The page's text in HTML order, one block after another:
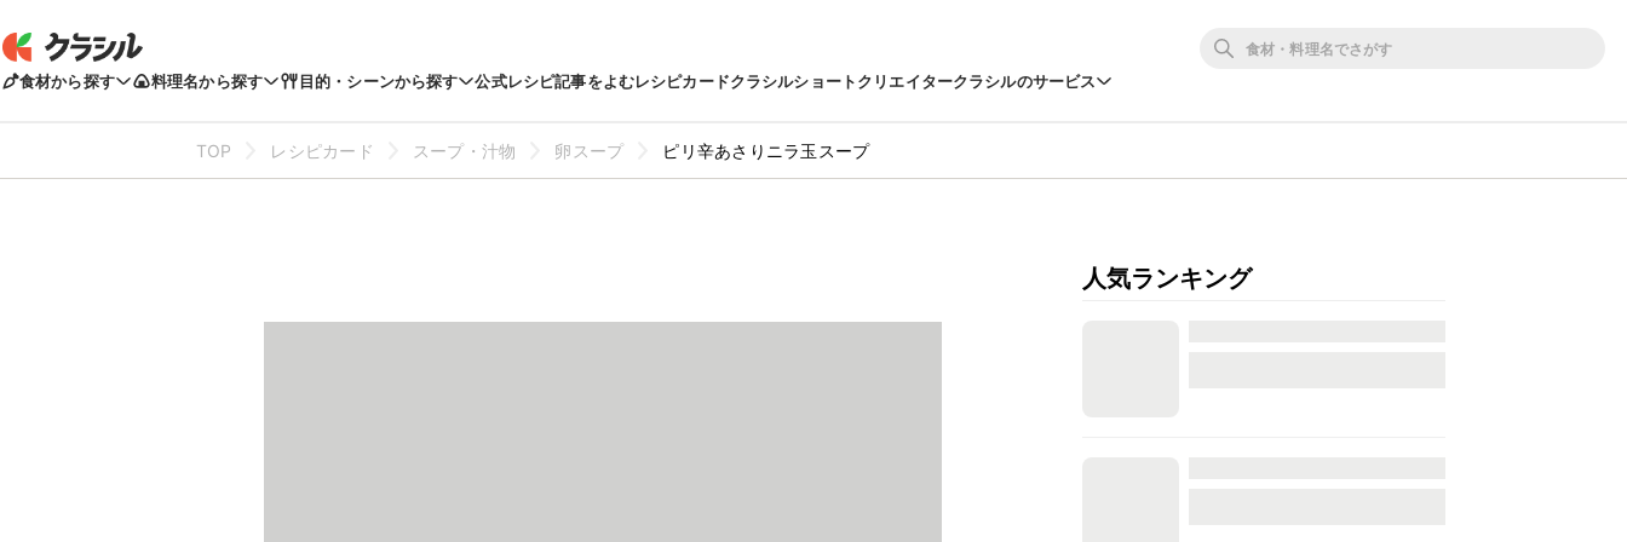
食材から探す 料理名から探す 目的・シーンから探す 公式レシピ記事をよむレシピカードクラシルショートクリエイタークラシルのサービス
TOP レシピカード スープ・汁物 卵スープ ピリ辛あさりニラ玉スープ
人気ランキング